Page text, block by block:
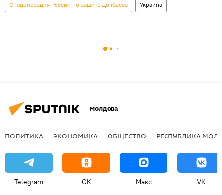
Спецоперация России по защите Донбасса Украина
Молдова
ПОЛИТИКА ЭКОНОМИКА ОБЩЕСТВО РЕСПУБЛИКА
Telegram OK Макс VK